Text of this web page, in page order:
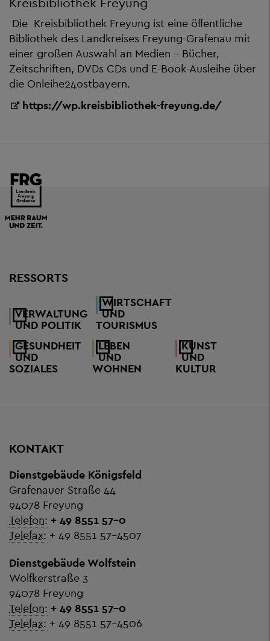
Die Kreisbibliothek Freyung ist eine öffentliche
Bibliothek des Landkreises Freyung-Grafenau mit
einer großen Auswahl an Medien - Bücher,
Zeitschriften, DVDs CDs und E-Book-Ausleihe über
die Onleihe24ostbayern.
https://wp.kreisbibliothek-freyung.de/
RESSORTS
VERWALTUNG
UND POLITIK
WIRTSCHAFT
UND
TOURISMUS
GESUNDHEIT
UND
SOZIALES
LEBEN
UND
WOHNEN
KUNST
UND
KULTUR
KONTAKT
Dienstgebäude Königsfeld
Grafenauer Straße 44
94078 Freyung
Telefon: + 49 8551 57-0
Telefax: + 49 8551 57-4507
Dienstgebäude Wolfstein
Wolfkerstraße 3
94078 Freyung
Telefon: + 49 8551 57-0
Telefax: + 49 8551 57-4506